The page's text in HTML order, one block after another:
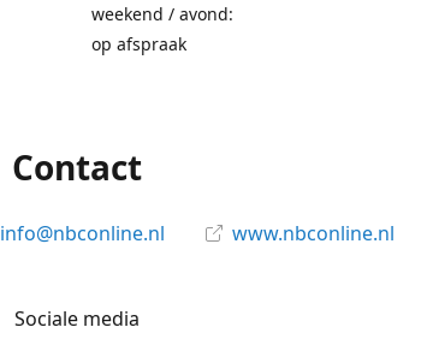
weekend / avond:
op afspraak
Contact
info@nbconline.nl www.nbconline.nl
Sociale media